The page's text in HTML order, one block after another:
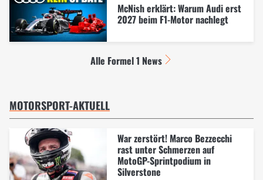
McNish erklärt: Warum Audi erst
2027 beim F1-Motor nachlegt
Alle Formel 1 News
MOTORSPORT-AKTUELL
War zerstört! Marco Bezzecchi
rast unter Schmerzen auf
MotoGP-Sprintpodium in
Silverstone